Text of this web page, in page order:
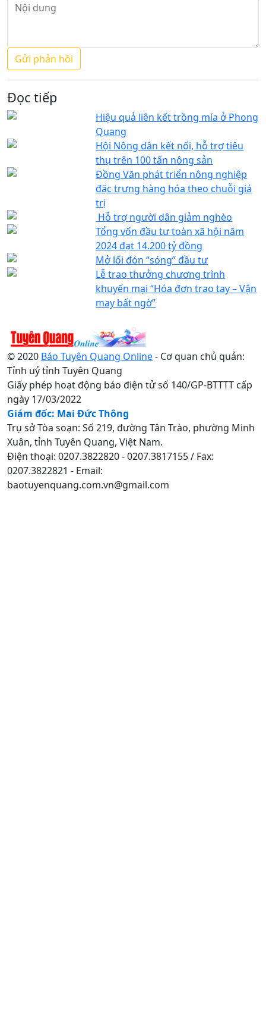
Đọc tiếp
Hiệu quả liên kết trồng mía ở Phong
Quang
Hội Nông dân kết nối, hỗ trợ tiêu
thụ trên 100 tấn nông sản
Đồng Văn phát triển nông nghiệp
đặc trưng hàng hóa theo chuỗi giá
trị
Hỗ trợ người dân giảm nghèo
Tổng vốn đầu tư toàn xã hội năm
2024 đạt 14.200 tỷ đồng
Mở lối đón “sóng” đầu tư
Lễ trao thưởng chương trình
khuyến mại “Hóa đơn trao tay – Vận
may bất ngờ”
© 2020 Báo Tuyên Quang Online- Cơ quan chủ quản:
Tỉnh uỷ tỉnh Tuyên Quang
Giấy phép hoạt động báo điện tử số 140/GP-BTTTT cấp
ngày 17/03/2022
Giám đốc: Mai Đức Thông
Trụ sở Tòa soạn: Số 219, đường Tân Trào, phường Minh
Xuân, tỉnh Tuyên Quang, Việt Nam.
Điện thoại: 0207.3822820 - 0207.3817155 / Fax:
0207.3822821 - Email:
baotuyenquang.com.vn@gmail.com